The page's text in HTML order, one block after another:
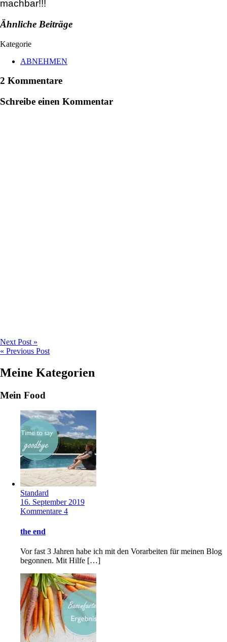
machbar!!!
Ähnliche Beiträge
Kategorie
ABNEHMEN
2 Kommentare
Schreibe einen Kommentar
Next Post »
« Previous Post
Meine Kategorien
Mein Food
Standard
16. September 2019
Kommentare 4
the end
Vor fast 3 Jahren habe ich mit den Vorarbeiten für meinen Blog
begonnen. Mit Hilfe […]